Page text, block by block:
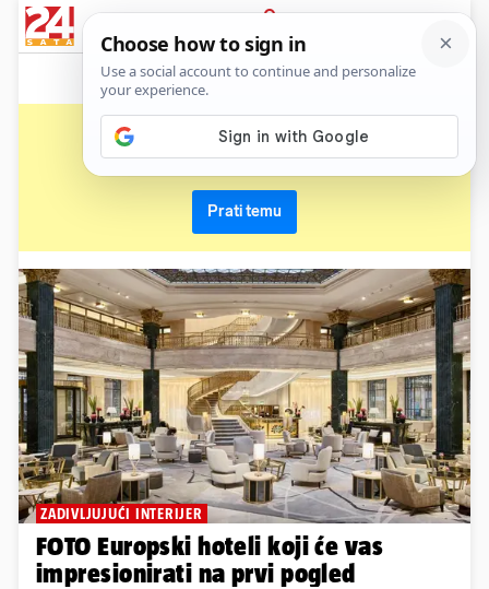
PRIJAVA
News
destinacija
Prati temu
ZADIVLJUJUĆI INTERIJER
FOTO Europski hoteli koji će vas
impresionirati na prvi pogled